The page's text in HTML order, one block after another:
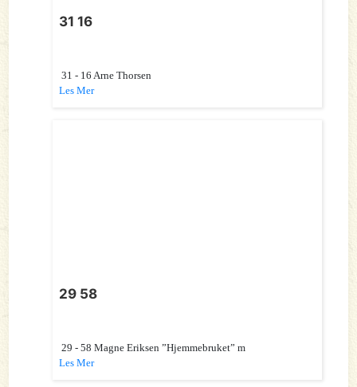
31 16
31 - 16 Arne Thorsen
Les Mer
29 58
29 - 58 Magne Eriksen ”Hjemmebruket” m
Les Mer